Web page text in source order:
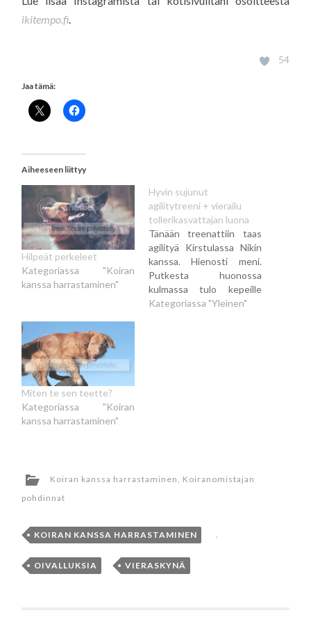
ikitempo.fi
54
Jaa tämä:
Aiheeseen liittyy
Hilpeät perkeleet
Kategoriassa "Koiran
kanssa harrastaminen"
Hyvin sujunut
agilitytreeni + vierailu
tollerikasvattajan luona
Tänään treenattiin taas
agilityä Kirstulassa Nikin
kanssa. Hienosti meni.
Putkesta huonossa
kulmassa tulo kepeille
tuotti hiukan vaikeuksia,
Kategoriassa "Yleinen"
Miten te sen teette?
Kategoriassa "Koiran
kanssa harrastaminen"
Koiran kanssa harrastaminen, Koiranomistajan
pohdinnat
KOIRAN KANSSA HARRASTAMINEN ,
OIVALLUKSIA , VIERASKYNÄ